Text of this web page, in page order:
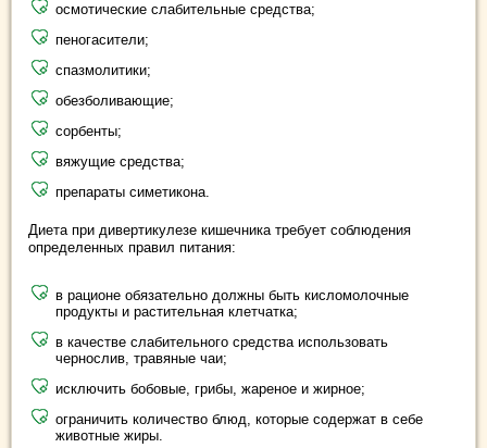
осмотические слабительные средства;
пеногасители;
спазмолитики;
обезболивающие;
сорбенты;
вяжущие средства;
препараты симетикона.
Диета при дивертикулезе кишечника требует соблюдения
определенных правил питания:
в рационе обязательно должны быть кисломолочные
продукты и растительная клетчатка;
в качестве слабительного средства использовать
чернослив, травяные чаи;
исключить бобовые, грибы, жареное и жирное;
ограничить количество блюд, которые содержат в себе
животные жиры.